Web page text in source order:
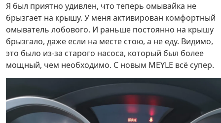
Я был приятно удивлен, что теперь омывайка не
брызгает на крышу. У меня активирован комфортный
омыватель лобового. И раньше постоянно на крышу
брызгало, даже если на месте стою, а не еду. Видимо,
это было из-за старого насоса, который был более
мощный, чем необходимо. С новым MEYLE всё супер.